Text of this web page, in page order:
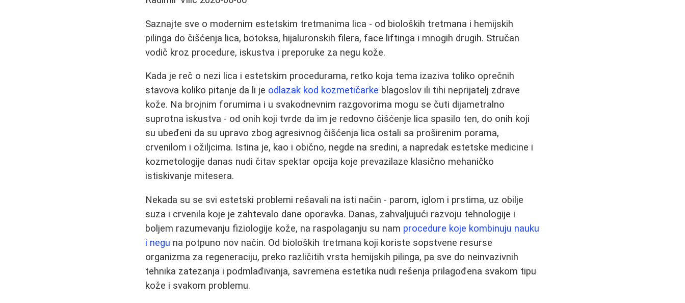
Saznajte sve o modernim estetskim tretmanima lica - od bioloških tretmana i hemijskih
pilinga do čišćenja lica, botoksa, hijaluronskih filera, face liftinga i mnogih drugih. Stručan
vodič kroz procedure, iskustva i preporuke za negu kože.
Kada je reč o nezi lica i estetskim procedurama, retko koja tema izaziva toliko oprečnih
stavova koliko pitanje da li je odlazak kod kozmetičarke blagoslov ili tihi neprijatelj zdrave
kože. Na brojnim forumima i u svakodnevnim razgovorima mogu se čuti dijametralno
suprotna iskustva - od onih koji tvrde da im je redovno čišćenje lica spasilo ten, do onih koji
su ubeđeni da su upravo zbog agresivnog čišćenja lica ostali sa proširenim porama,
crvenilom i ožiljcima. Istina je, kao i obično, negde na sredini, a napredak estetske medicine i
kozmetologije danas nudi čitav spektar opcija koje prevazilaze klasično mehaničko
istiskivanje mitesera.
Nekada su se svi estetski problemi rešavali na isti način - parom, iglom i prstima, uz obilje
suza i crvenila koje je zahtevalo dane oporavka. Danas, zahvaljujući razvoju tehnologije i
boljem razumevanju fiziologije kože, na raspolaganju su nam procedure koje kombinuju nauku
i negu na potpuno nov način. Od bioloških tretmana koji koriste sopstvene resurse
organizma za regeneraciju, preko različitih vrsta hemijskih pilinga, pa sve do neinvazivnih
tehnika zatezanja i podmlađivanja, savremena estetika nudi rešenja prilagođena svakom tipu
kože i svakom problemu.